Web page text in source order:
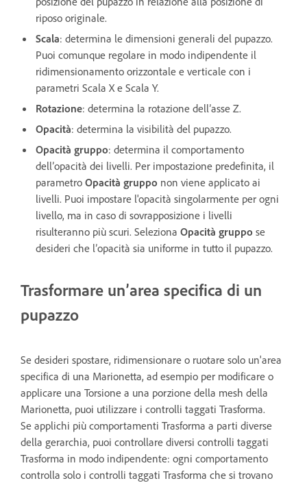
riposo originale.
Scala: determina le dimensioni generali del pupazzo.
Puoi comunque regolare in modo indipendente il
ridimensionamento orizzontale e verticale con i
parametri Scala X e Scala Y.
Rotazione: determina la rotazione dell’asse Z.
Opacità: determina la visibilità del pupazzo.
Opacità gruppo: determina il comportamento
dell’opacità dei livelli. Per impostazione predefinita, il
parametro Opacità gruppo non viene applicato ai
livelli. Puoi impostare l'opacità singolarmente per ogni
livello, ma in caso di sovrapposizione i livelli
risulteranno più scuri. Seleziona Opacità gruppo se
desideri che l’opacità sia uniforme in tutto il pupazzo.
Trasformare un’area specifica di un
pupazzo
Se desideri spostare, ridimensionare o ruotare solo un'area
specifica di una Marionetta, ad esempio per modificare o
applicare una Torsione a una porzione della mesh della
Marionetta, puoi utilizzare i controlli taggati Trasforma.
Se applichi più comportamenti Trasforma a parti diverse
della gerarchia, puoi controllare diversi controlli taggati
Trasforma in modo indipendente: ogni comportamento
controlla solo i controlli taggati Trasforma che si trovano